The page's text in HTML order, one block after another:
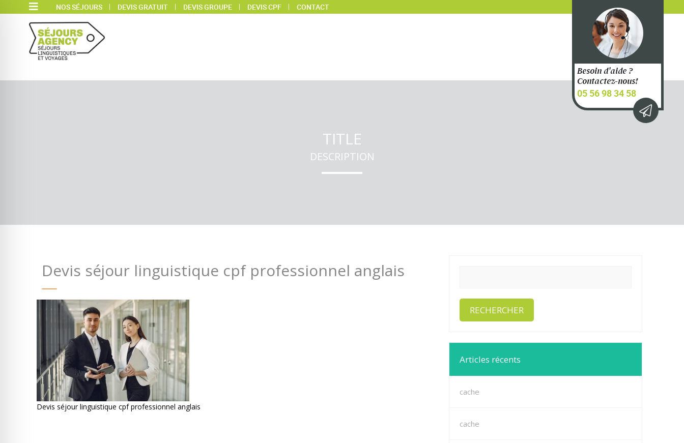
Besoin d'aide ?
Contactez-nous!
05 56 98 34 58
NOS SÉJOURS DEVIS GRATUIT DEVIS GROUPE DEVIS CPF CONTACT
TITLE
DESCRIPTION
Devis séjour linguistique cpf professionnel anglais
Devis séjour linguistique cpf professionnel anglais
Articles récents
cache
cache